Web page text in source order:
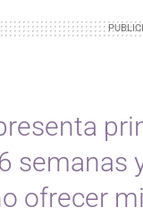
semanas
ofrecer